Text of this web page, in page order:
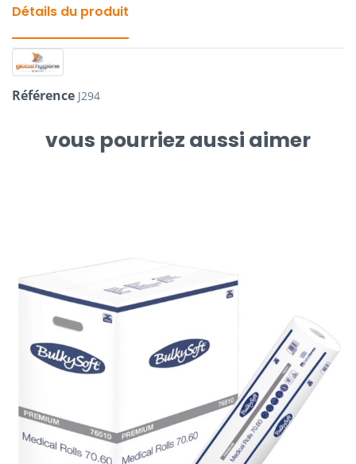
Détails du produit
Référence J294
vous pourriez aussi aimer